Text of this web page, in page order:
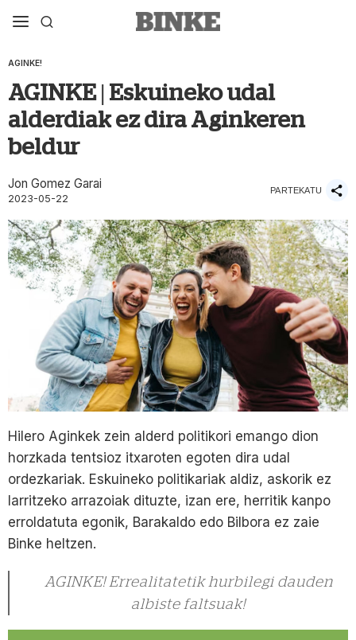
AGINKE!
AGINKE | Eskuineko udal
alderdiak ez dira Aginkeren
beldur
Jon Gomez Garai
2023-05-22
PARTEKATU
Hilero Aginkek zein alderd politikori emango dion
horzkada tentsioz itxaroten egoten dira udal
ordezkariak. Eskuineko politikariak aldiz, askorik ez
larritzeko arrazoiak dituzte, izan ere, herritik kanpo
erroldatuta egonik, Barakaldo edo Bilbora ez zaie
Binke heltzen.
AGINKE! Errealitatetik hurbilegi dauden
albiste faltsuak!